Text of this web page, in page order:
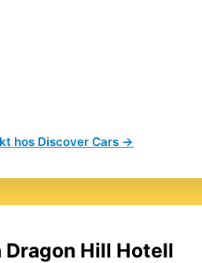
hos Discover Cars →
Dragon Hill Hotell